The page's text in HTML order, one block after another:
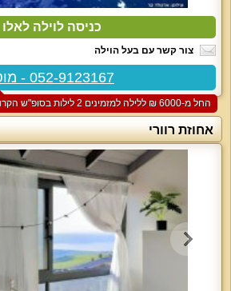
כניסה לוילה לאלו
צור קשר עם בעל הוילה
052-9123167 - מוטי
החל מ-‏6000 ₪ ללילה למזמינים 2 לילות בסופ"ש הקרוב
אחוזת רוורי